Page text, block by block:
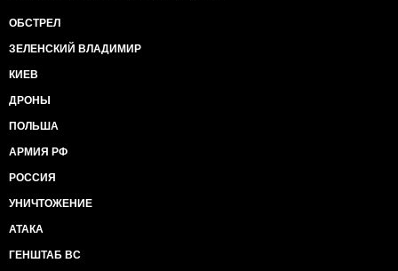
ОБСТРЕЛ
ЗЕЛЕНСКИЙ ВЛАДИМИР
КИЕВ
ДРОНЫ
ПОЛЬША
АРМИЯ РФ
РОССИЯ
УНИЧТОЖЕНИЕ
АТАКА
ГЕНШТАБ ВС